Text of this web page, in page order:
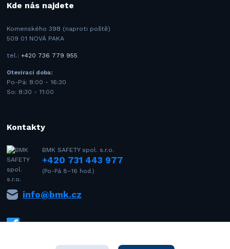
Kde nás najdete
Komenského 398 (naproti poště)
509 01 NOVÁ PAKA
tel.:+420 736 779 955
Otevírací doba:
Po-Pá: 8:00 - 16:30
So: 8:30 - 11:00
Kontakty
BMK SAFETY spol. s.r.o.
+420 731 443 977
(Po-Pá 8–16 hod.)
info@bmk.cz